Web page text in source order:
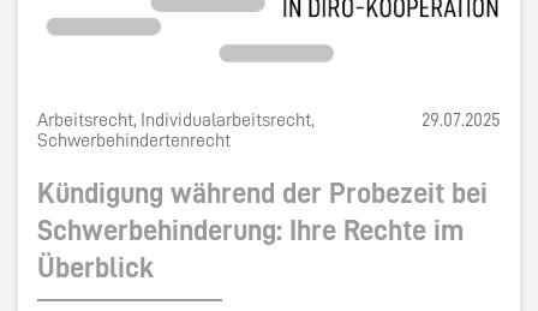
Arbeitsrecht, Individualarbeitsrecht,
Schwerbehindertenrecht
29.07.2025
Kündigung während der Probezeit bei
Schwerbehinderung: Ihre Rechte im
Überblick